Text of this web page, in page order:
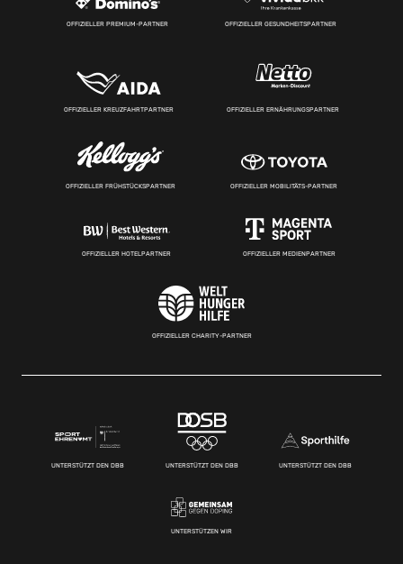
OFFIZIELLER PREMIUM-PARTNER OFFIZIELLER GESUNDHEITSPARTNER
OFFIZIELLER KREUZFAHRTPARTNER OFFIZIELLER ERNÄHRUNGSPARTNER
OFFIZIELLER FRÜHSTÜCKSPARTNER OFFIZIELLER MOBILITÄTS-PARTNER
OFFIZIELLER HOTELPARTNER OFFIZIELLER MEDIENPARTNER
OFFIZIELLER CHARITY-PARTNER
UNTERSTÜTZT DEN DBB UNTERSTÜTZT DEN DBB UNTERSTÜTZT DEN DBB
UNTERSTÜTZEN WIR